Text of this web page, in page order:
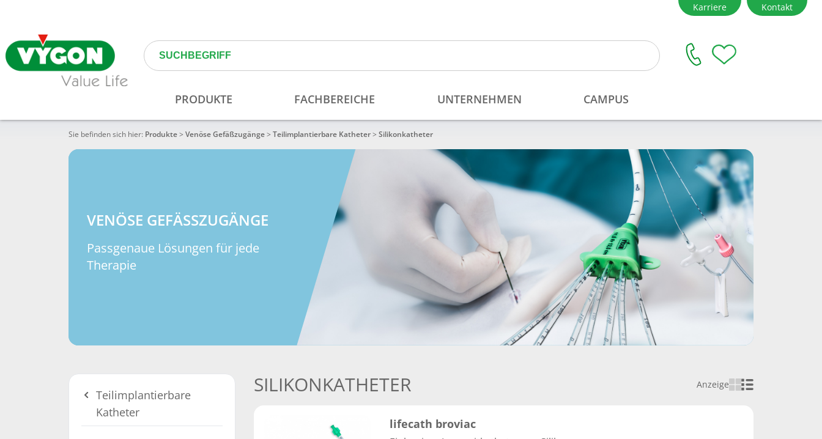
Sie befinden sich hier: Produkte> Venöse Gefäßzugänge> Teilimplantierbare Katheter> Silikonkatheter
VENÖSE GEFÄSSZUGÄNGE
Passgenaue Lösungen für jede
Therapie
Teilimplantierbare
Katheter
SILIKONKATHETER Anzeige
lifecath broviac